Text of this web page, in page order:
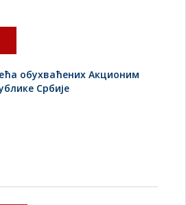
обухваћених Акционим
Србије